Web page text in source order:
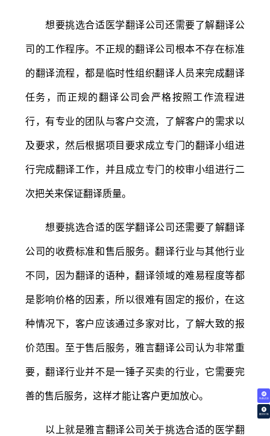
免费试译
翻译价格
想要挑选合适医学翻译公司还需要了解翻译公
司的工作程序。不正规的翻译公司根本不存在标准
的翻译流程，都是临时性组织翻译人员来完成翻译
任务，而正规的翻译公司会严格按照工作流程进
行，有专业的团队与客户交流，了解客户的需求以
及要求，然后根据项目要求成立专门的翻译小组进
行完成翻译工作，并且成立专门的校审小组进行二
次把关来保证翻译质量。
想要挑选合适的医学翻译公司还需要了解翻译
公司的收费标准和售后服务。翻译行业与其他行业
不同，因为翻译的语种，翻译领域的难易程度等都
是影响价格的因素，所以很难有固定的报价，在这
种情况下，客户应该通过多家对比，了解大致的报
价范围。至于售后服务，雅言翻译公司认为非常重
要，翻译行业并不是一锤子买卖的行业，它需要完
善的售后服务，这样才能让客户更加放心。
以上就是雅言翻译公司关于挑选合适的医学翻